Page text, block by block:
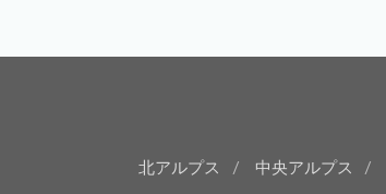
北アルプス
中央アルプス